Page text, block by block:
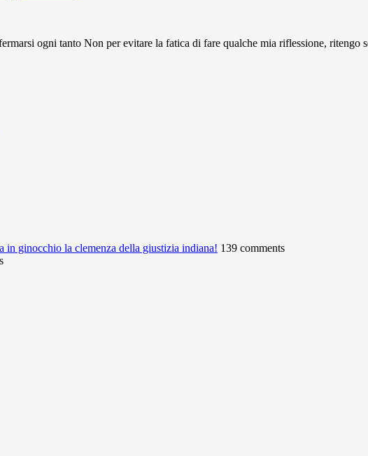
ogni tanto Non per evitare la fatica di fare qualche mia riflessione, ritengo
in ginocchio la clemenza della giustizia indiana! 139 comments